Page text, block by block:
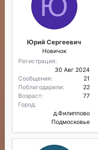
Юрий Сергеевич
Новичок
Регистрация
30 Авг 2024
Сообщения
21
Поблагодарили
22
Возраст
77
Город
д.Филиппово
Подмосковье